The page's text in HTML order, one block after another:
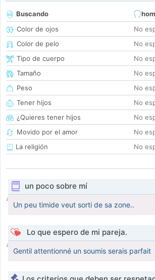
Buscando
Color de ojos
No
Color de pelo
No
Tipo de cuerpo
No
Tamaño
No
Peso
No
Tener hijos
No
¿Quieres tener hijos
No
Movido por el amor
No
La religión
No
un poco sobre mí
Un peu timide veut sorti de sa zone..
Lo que espero de mi pareja.
Gentil attentionné un soumis serais parfait